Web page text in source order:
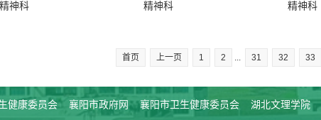
精神科
精神科
精神科
首页 上一页 1 2 ... 31 32 33
健康委员会 襄阳市政府网 襄阳市卫生健康委员会 湖北文理学院